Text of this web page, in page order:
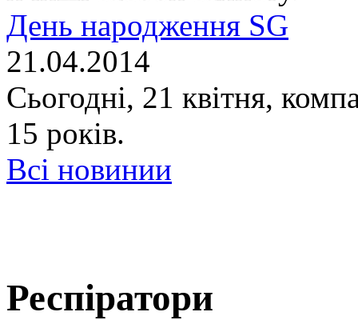
День народження SG
21.04.2014
Сьогодні, 21 квітня,
15 років.
Всі новинии
Респіратори